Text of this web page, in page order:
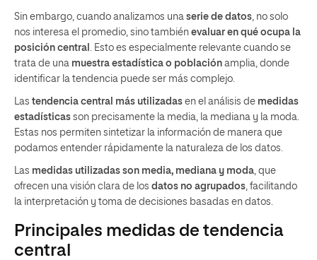
Sin embargo, cuando analizamos una serie de datos , no solo
nos interesa el promedio, sino también evaluar en qué ocupa la
posición central
. Esto es especialmente relevante cuando se
trata de una muestra estadística o población amplia, donde
identificar la tendencia puede ser más complejo.
Las tendencia central más utilizadas en el análisis de medidas
estadísticas son precisamente la media, la mediana y la moda.
Estas nos permiten sintetizar la información de manera que
podamos entender rápidamente la naturaleza de los datos.
Las medidas utilizadas son media, mediana y moda , que
ofrecen una visión clara de los datos no agrupados , facilitando
la interpretación y toma de decisiones basadas en datos.
Principales medidas de tendencia
central